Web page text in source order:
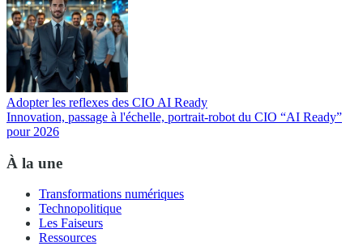
Adopter les reflexes des CIO AI Ready
Innovation, passage à l'échelle, portrait-robot du CIO “AI Ready”
pour 2026
À la une
Transformations numériques
Technopolitique
Les Faiseurs
Ressources